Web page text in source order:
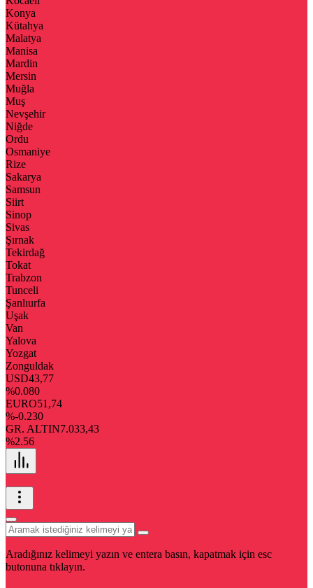
Konya
Kütahya
Malatya
Manisa
Mardin
Mersin
Muğla
Muş
Nevşehir
Niğde
Ordu
Osmaniye
Rize
Sakarya
Samsun
Siirt
Sinop
Sivas
Şırnak
Tekirdağ
Tokat
Trabzon
Tunceli
Şanlıurfa
Uşak
Van
Yalova
Yozgat
Zonguldak
USD43,77
%0.080
EURO51,74
%-0.230
GR. ALTIN7.033,43
%2.56
Aradığınız kelimeyi yazın ve entera basın, kapatmak için esc
butonuna tıklayın.